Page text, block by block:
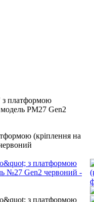
з платформою
PM27 Gen2
(кріплення на